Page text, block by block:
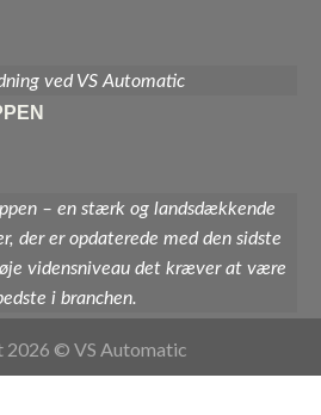
ved VS Automatic
– en stærk og landsdækkende
der er opdaterede med den sidste
vidensniveau det kræver at være
i branchen.
2026 © VS Automatic